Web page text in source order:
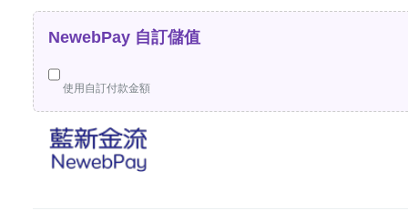
NewebPay 自訂儲值
使用自訂付款金額